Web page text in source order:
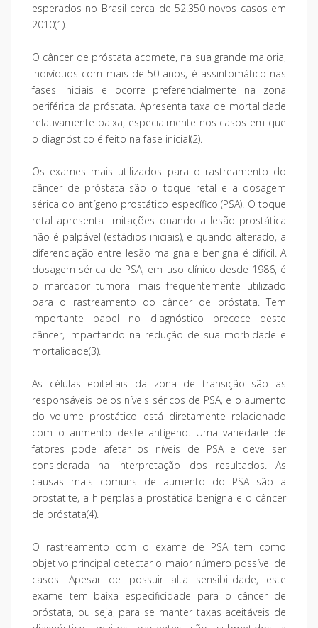
esperados no Brasil cerca de 52.350 novos casos em
2010(1).
O câncer de próstata acomete, na sua grande maioria,
indivíduos com mais de 50 anos, é assintomático nas
fases iniciais e ocorre preferencialmente na zona
periférica da próstata. Apresenta taxa de mortalidade
relativamente baixa, especialmente nos casos em que
o diagnóstico é feito na fase inicial(2).
Os exames mais utilizados para o rastreamento do
câncer de próstata são o toque retal e a dosagem
sérica do antígeno prostático específico (PSA). O toque
retal apresenta limitações quando a lesão prostática
não é palpável (estádios iniciais), e quando alterado, a
diferenciação entre lesão maligna e benigna é difícil. A
dosagem sérica de PSA, em uso clínico desde 1986, é
o marcador tumoral mais frequentemente utilizado
para o rastreamento do câncer de próstata. Tem
importante papel no diagnóstico precoce deste
câncer, impactando na redução de sua morbidade e
mortalidade(3).
As células epiteliais da zona de transição são as
responsáveis pelos níveis séricos de PSA, e o aumento
do volume prostático está diretamente relacionado
com o aumento deste antígeno. Uma variedade de
fatores pode afetar os níveis de PSA e deve ser
considerada na interpretação dos resultados. As
causas mais comuns de aumento do PSA são a
prostatite, a hiperplasia prostática benigna e o câncer
de próstata(4).
O rastreamento com o exame de PSA tem como
objetivo principal detectar o maior número possível de
casos. Apesar de possuir alta sensibilidade, este
exame tem baixa especificidade para o câncer de
próstata, ou seja, para se manter taxas aceitáveis de